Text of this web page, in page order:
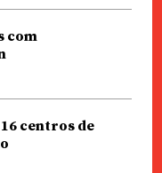
com
centros de